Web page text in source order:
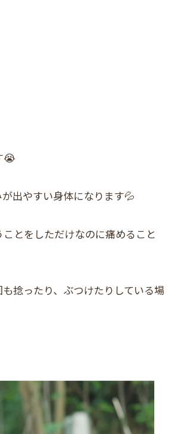
😭
出やすい身体になります💦
とをしただけなのに痛めること
捻ったり、ぶつけたりしている場